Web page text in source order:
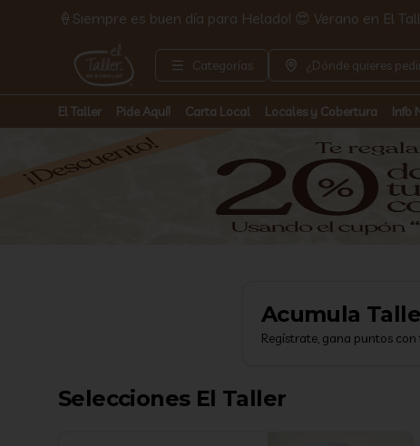
🍦Siempre es buen día para Helado! 😍 Verano en El
Categorías ¿Dónde quieres
El Taller Pide Aquí! Carta Local Locales y Cobertura Info
Acumula
Regístrate, gana puntos
Selecciones El Taller